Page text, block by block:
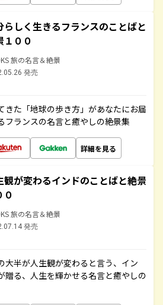
らしく生きるフランスのことばと
１００
旅の名言＆絶景
発売
きた「地球の歩き方」があなたにお届
フランスの名言と癒やしの絶景集
詳細を見る
観が変わるインドのことばと絶景
０
旅の名言＆絶景
発売
大半が人生観が変わると言う、イン
贈る、人生を輝かせる名言と癒やしの